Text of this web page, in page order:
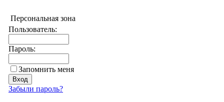
Персональная зона
Пользователь:
Пароль:
Запомнить меня
Забыли пароль?